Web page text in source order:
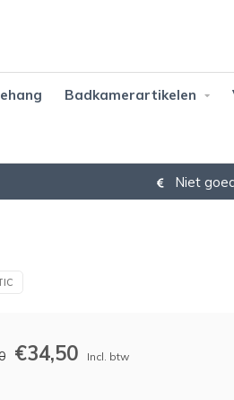
Badkamerartikelen
Niet
€34,50 Incl. btw